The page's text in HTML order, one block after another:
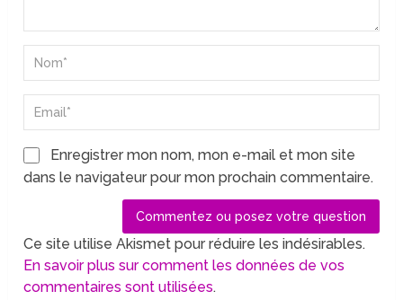
Enregistrer mon nom, mon e-mail et mon site
dans le navigateur pour mon prochain commentaire.
Ce site utilise Akismet pour réduire les indésirables.
En savoir plus sur comment les données de vos
commentaires sont utilisées.